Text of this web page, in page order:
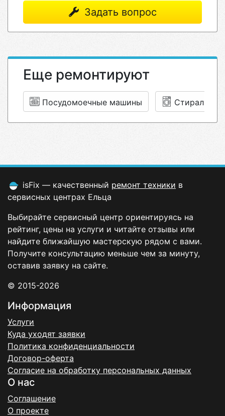
Задать вопрос
Еще ремонтируют
Посудомоечные машины
isFix — качественный ремонт техники в
сервисных центрах Ельца
Выбирайте сервисный центр ориентируясь на
рейтинг, цены на услуги и читайте отзывы или
найдите ближайшую мастерскую рядом с вами.
Получите консультацию меньше чем за минуту,
оставив заявку на сайте.
© 2015-2026
Информация
Услуги
Куда уходят заявки
Политика конфиденциальности
Договор-оферта
Согласие на обработку персональных данных
О нас
Соглашение
О проекте